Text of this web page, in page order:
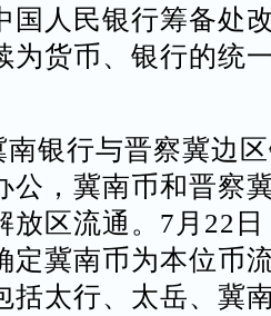
国人民银行筹备处
为货币、银行的统
银行与晋察冀边
公，冀南币和晋察
放区流通。7月22
定冀南币为本位币
括太行、太岳、冀